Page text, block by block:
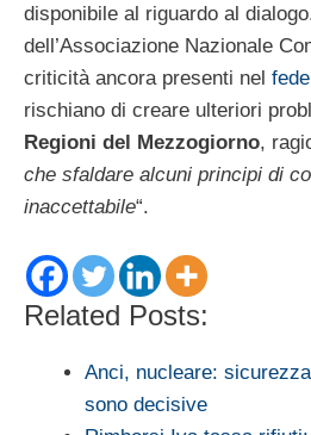
disponibile al riguardo al
dell’Associazione Nazionale
criticità ancora presenti nel
rischiano di creare ulteriori
Regioni del Mezzogiorno,
che sfaldare alcuni principi di
inaccettabile“.
Related Posts:
Anci, nucleare:
sono decisive